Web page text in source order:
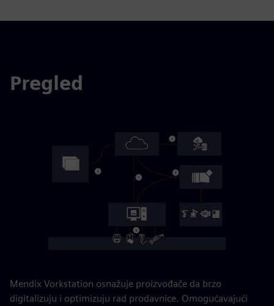
Pregled
Mendix Vorkstation osnažuje proizvođače da brzo
digitalizuju i optimizuju rad prodavnice. Omogućavajući